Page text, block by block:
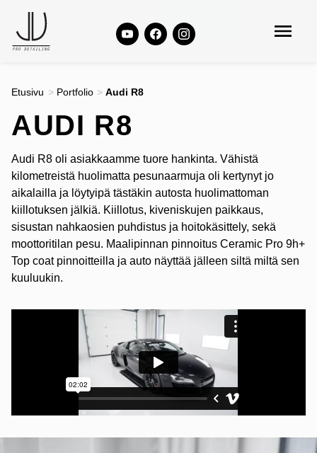
Etusivu > Portfolio >Audi R8
AUDI R8
Audi R8 oli asiakkaamme tuore hankinta. Vähistä
kilometreistä huolimatta pesunaarmuja oli kertynyt jo
aikalailla ja löytyipä tästäkin autosta huolimattoman
kiillotuksen jälkiä. Kiillotus, kiveniskujen paikkaus,
sisustan nahkaosien puhdistus ja hoitokäsittely, sekä
moottoritilan pesu. Maalipinnan pinnoitus Ceramic Pro 9h+
Top coat pinnoitteilla ja auto näyttää jälleen siltä miltä sen
kuuluukin.